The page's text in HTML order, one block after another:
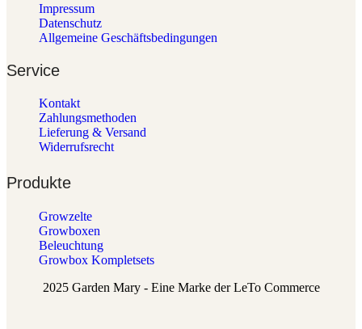
Impressum
Datenschutz
Allgemeine Geschäftsbedingungen
Service
Kontakt
Zahlungsmethoden
Lieferung & Versand
Widerrufsrecht
Produkte
Growzelte
Growboxen
Beleuchtung
Growbox Kompletsets
2025 Garden Mary - Eine Marke der LeTo Commerce